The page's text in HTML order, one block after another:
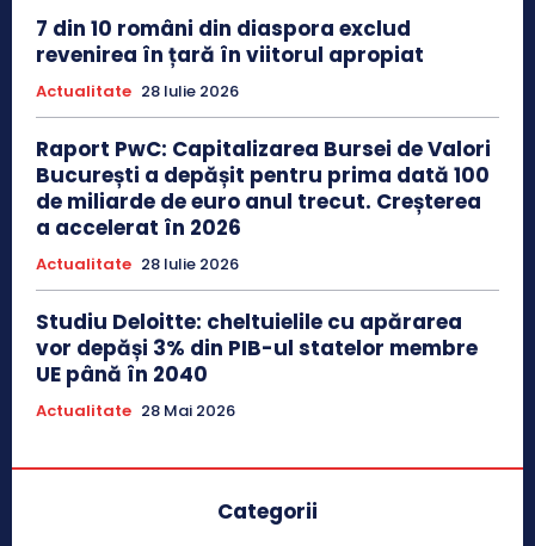
7 din 10 români din diaspora exclud
revenirea în țară în viitorul apropiat
Actualitate 28 Iulie 2026
Raport PwC: Capitalizarea Bursei de Valori
București a depășit pentru prima dată 100
de miliarde de euro anul trecut. Creșterea
a accelerat în 2026
Actualitate 28 Iulie 2026
Studiu Deloitte: cheltuielile cu apărarea
vor depăși 3% din PIB-ul statelor membre
UE până în 2040
Actualitate 28 Mai 2026
Categorii